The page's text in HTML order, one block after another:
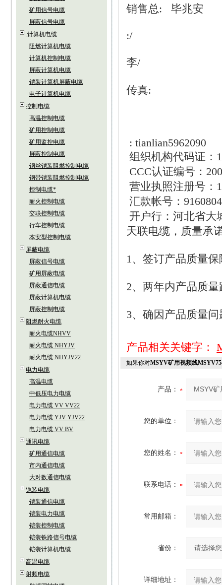
矿用信号电缆
屏蔽信号电缆
计算机电缆
阻燃计算机电缆
计算机控制电缆
屏蔽计算机电缆
铠装计算机屏蔽电缆
电子计算机电缆
控制电缆
高温控制电缆
矿用控制电缆
矿用监控电缆
屏蔽控制电缆
钢丝铠装阻燃控制电缆
钢带铠装阻燃控制电缆
控制电缆*
耐火控制电缆
交联控制电缆
行车控制电缆
本安型控制电缆
屏蔽电缆
屏蔽信号电缆
矿用屏蔽电缆
屏蔽通信电缆
屏蔽计算机电缆
屏蔽控制电缆
阻燃耐火电缆
耐火电缆NHVV
耐火电缆 NHYJV
耐火电缆 NHYJV22
电力电缆
高温电缆
中低压电力电缆
电力电缆 VV VV22
电力电缆 YJV YJV22
电力电缆 VV BV
通讯电缆
矿用通信电缆
市内通信电缆
大对数通信电缆
铠装电缆
铠装通信电缆
铠装电力电缆
铠装控制电缆
铠装铁路信号电缆
铠装计算机电缆
高温电缆
射频电缆
销售总: 毕兆安
:/
李/
传真:
: tianlian5962090
组织机构代码证：
CCC认证编号：
营业执照注册号：
汇款帐号：
开户行：河北省大
天联电缆，质量承
1、签订产品质量
2、两年内产品质
3、确因产品质量
产品相关关键字：
如果你对MSYV矿用视频线
产品：
您的单位：
您的姓名：
联系电话：
常用邮箱：
省份：
详细地址：